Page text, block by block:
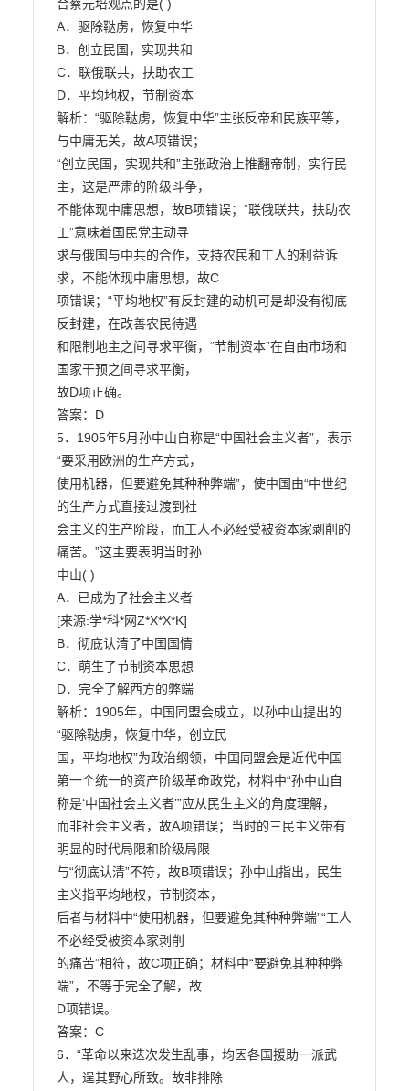
合蔡元培观点的是( )
A．驱除鞑虏，恢复中华
B．创立民国，实现共和
C．联俄联共，扶助农工
D．平均地权，节制资本
解析：“驱除鞑虏，恢复中华”主张反帝和民族平等，
与中庸无关，故A项错误；
“创立民国，实现共和”主张政治上推翻帝制，实行民
主，这是严肃的阶级斗争，
不能体现中庸思想，故B项错误；“联俄联共，扶助农
工”意味着国民党主动寻
求与俄国与中共的合作，支持农民和工人的利益诉
求，不能体现中庸思想，故C
项错误；“平均地权”有反封建的动机可是却没有彻底
反封建，在改善农民待遇
和限制地主之间寻求平衡，“节制资本”在自由市场和
国家干预之间寻求平衡，
故D项正确。
答案：D
5．1905年5月孙中山自称是“中国社会主义者”，表示
“要采用欧洲的生产方式，
使用机器，但要避免其种种弊端”，使中国由“中世纪
的生产方式直接过渡到社
会主义的生产阶段，而工人不必经受被资本家剥削的
痛苦。”这主要表明当时孙
中山( )
A．已成为了社会主义者
[来源:学*科*网Z*X*X*K]
B．彻底认清了中国国情
C．萌生了节制资本思想
D．完全了解西方的弊端
解析：1905年，中国同盟会成立，以孙中山提出的
“驱除鞑虏，恢复中华，创立民
国，平均地权”为政治纲领，中国同盟会是近代中国
第一个统一的资产阶级革命政党，材料中“孙中山自
称是‘中国社会主义者’”应从民生主义的角度理解，
而非社会主义者，故A项错误；当时的三民主义带有
明显的时代局限和阶级局限
与“彻底认清”不符，故B项错误；孙中山指出，民生
主义指平均地权，节制资本，
后者与材料中“使用机器，但要避免其种种弊端”“工人
不必经受被资本家剥削
的痛苦”相符，故C项正确；材料中“要避免其种种弊
端”，不等于完全了解，故
D项错误。
答案：C
6．“革命以来迭次发生乱事，均因各国援助一派武
人，逞其野心所致。故非排除